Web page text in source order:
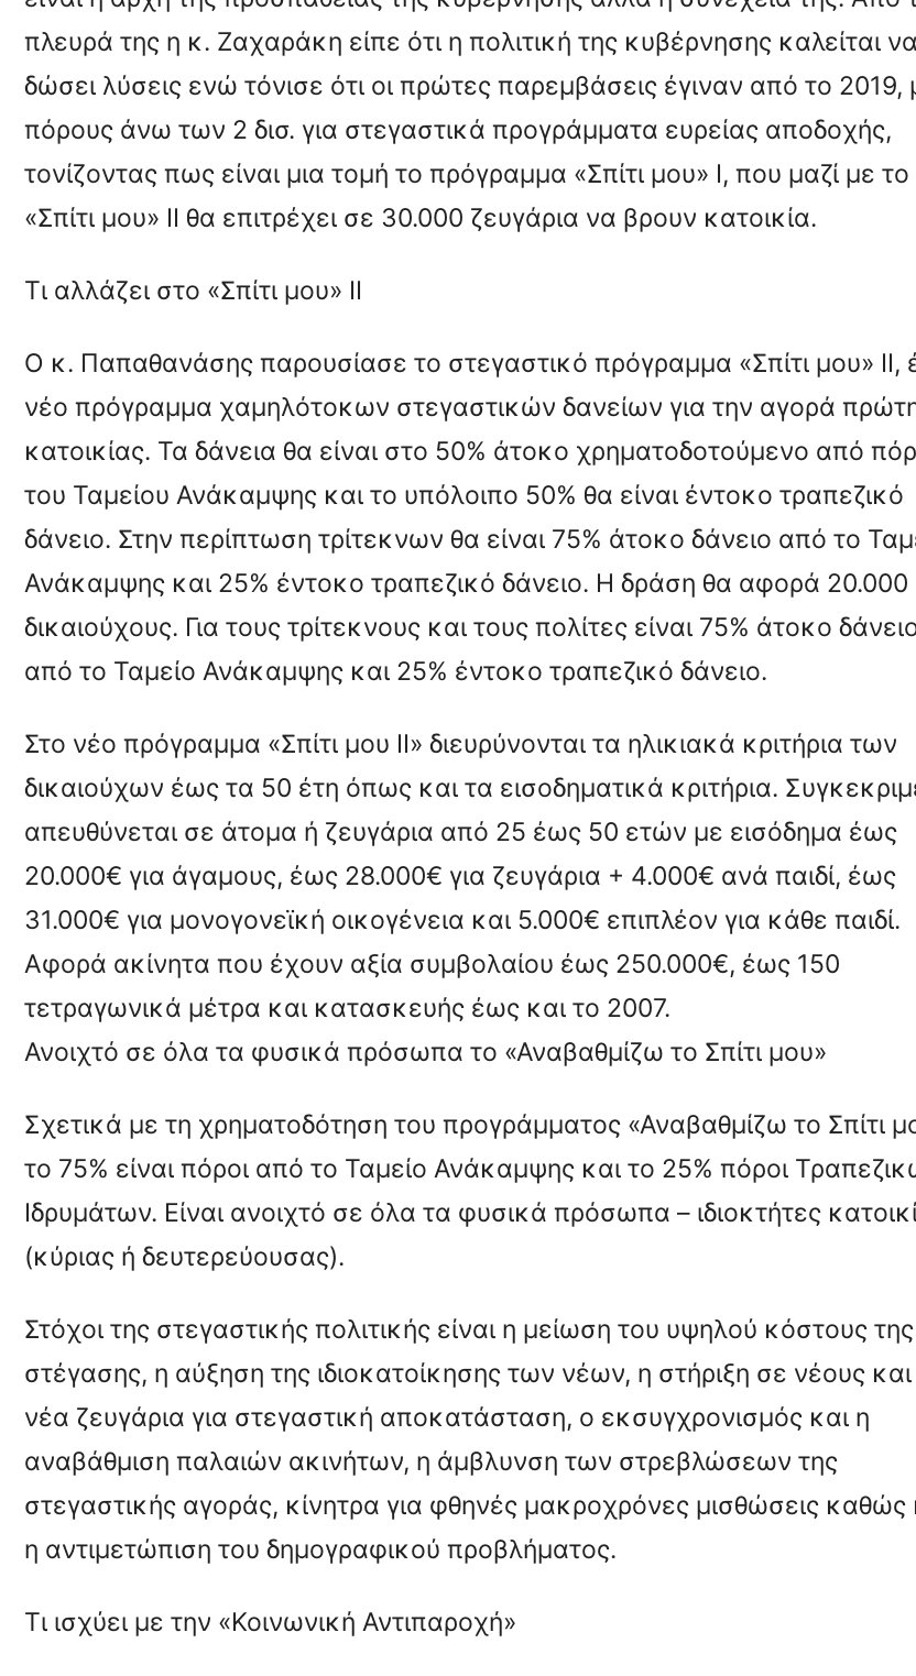
πλευρά της η κ. Ζαχαράκη είπε ότι η πολιτική της κυβέρνησης καλείται να
δώσει λύσεις ενώ τόνισε ότι οι πρώτες παρεμβάσεις έγιναν από το 2019,
πόρους άνω των 2 δισ. για στεγαστικά προγράμματα ευρείας αποδοχής,
τονίζοντας πως είναι μια τομή το πρόγραμμα «Σπίτι μου» I, που μαζί με το
«Σπίτι μου» II θα επιτρέχει σε 30.000 ζευγάρια να βρουν κατοικία.
Τι αλλάζει στο «Σπίτι μου» II
Ο κ. Παπαθανάσης παρουσίασε το στεγαστικό πρόγραμμα «Σπίτι μου» ΙΙ,
νέο πρόγραμμα χαμηλότοκων στεγαστικών δανείων για την αγορά
κατοικίας. Τα δάνεια θα είναι στο 50% άτοκο χρηματοδοτούμενο από
του Ταμείου Ανάκαμψης και το υπόλοιπο 50% θα είναι έντοκο τραπεζικό
δάνειο. Στην περίπτωση τρίτεκνων θα είναι 75% άτοκο δάνειο από το
Ανάκαμψης και 25% έντοκο τραπεζικό δάνειο. Η δράση θα αφορά 20.000
δικαιούχους. Για τους τρίτεκνους και τους πολίτες είναι 75% άτοκο
από το Ταμείο Ανάκαμψης και 25% έντοκο τραπεζικό δάνειο.
Στο νέο πρόγραμμα «Σπίτι μου ΙΙ» διευρύνονται τα ηλικιακά κριτήρια των
δικαιούχων έως τα 50 έτη όπως και τα εισοδηματικά κριτήρια.
απευθύνεται σε άτομα ή ζευγάρια από 25 έως 50 ετών με εισόδημα έως
20.000€ για άγαμους, έως 28.000€ για ζευγάρια + 4.000€ ανά παιδί, έως
31.000€ για μονογονεϊκή οικογένεια και 5.000€ επιπλέον για κάθε παιδί.
Αφορά ακίνητα που έχουν αξία συμβολαίου έως 250.000€, έως 150
τετραγωνικά μέτρα και κατασκευής έως και το 2007.
Ανοιχτό σε όλα τα φυσικά πρόσωπα το «Αναβαθμίζω το Σπίτι μου»
Σχετικά με τη χρηματοδότηση του προγράμματος «Αναβαθμίζω το Σπίτι
το 75% είναι πόροι από το Ταμείο Ανάκαμψης και το 25% πόροι
Ιδρυμάτων. Είναι ανοιχτό σε όλα τα φυσικά πρόσωπα – ιδιοκτήτες
(κύριας ή δευτερεύουσας).
Στόχοι της στεγαστικής πολιτικής είναι η μείωση του υψηλού κόστους της
στέγασης, η αύξηση της ιδιοκατοίκησης των νέων, η στήριξη σε νέους και
νέα ζευγάρια για στεγαστική αποκατάσταση, ο εκσυγχρονισμός και η
αναβάθμιση παλαιών ακινήτων, η άμβλυνση των στρεβλώσεων της
στεγαστικής αγοράς, κίνητρα για φθηνές μακροχρόνες μισθώσεις καθώς
η αντιμετώπιση του δημογραφικού προβλήματος.
Τι ισχύει με την «Κοινωνική Αντιπαροχή»